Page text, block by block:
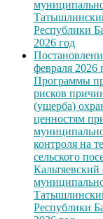
Республики
2026 год
февраля 2026
Программы
рисков
(ущерба)
ценностям
контроля на
сельского
Кальтяевский
Республики